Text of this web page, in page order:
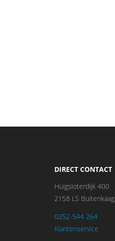
DIRECT CONTACT
Huigsloterdijk 400
2158 LS Buitenkaag
0252-544 264
Klantenservice